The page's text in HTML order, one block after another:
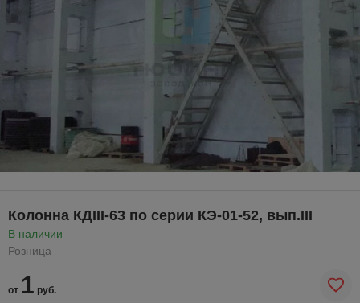
Колонна КДIII-63 по серии КЭ-01-52, вып.III
В наличии
Розница
от 1 руб.